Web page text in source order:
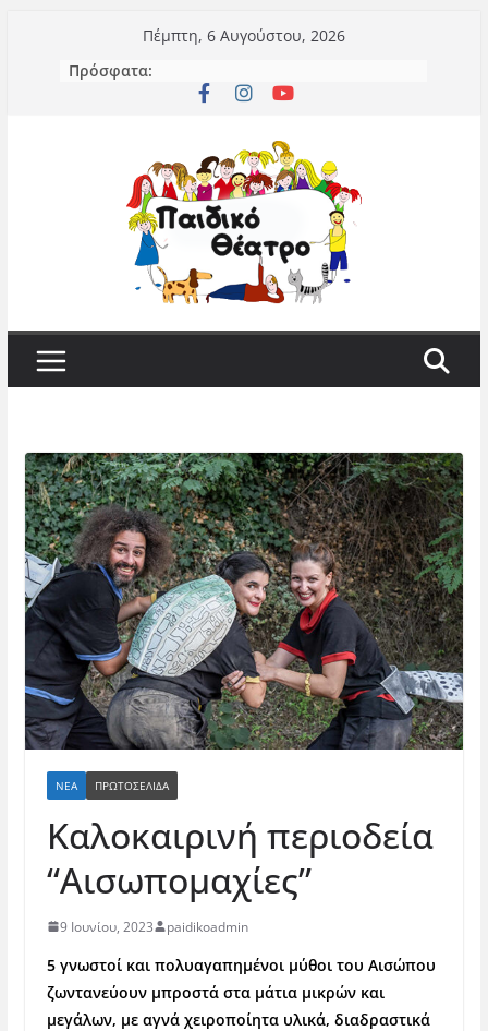
περιεχόμενο
Πέμπτη, 6 Αυγούστου, 2026
Πρόσφατα:
ΝΈΑ ΠΡΩΤΟΣΕΛΙΔΑ
Καλοκαιρινή περιοδεία
“Αισωπομαχίες”
9 Ιουνίου, 2023 paidikoadmin
5 γνωστοί και πολυαγαπημένοι μύθοι του Αισώπου
ζωντανεύουν μπροστά στα μάτια μικρών και
μεγάλων, με αγνά χειροποίητα υλικά, διαδραστικά